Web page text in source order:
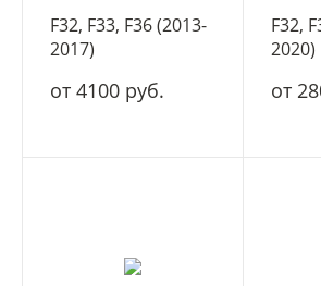
F32, F33, F36 (2013-
2017)
от 4100 руб.
F32,
2020)
от